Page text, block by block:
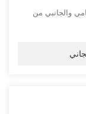
والجانبي من